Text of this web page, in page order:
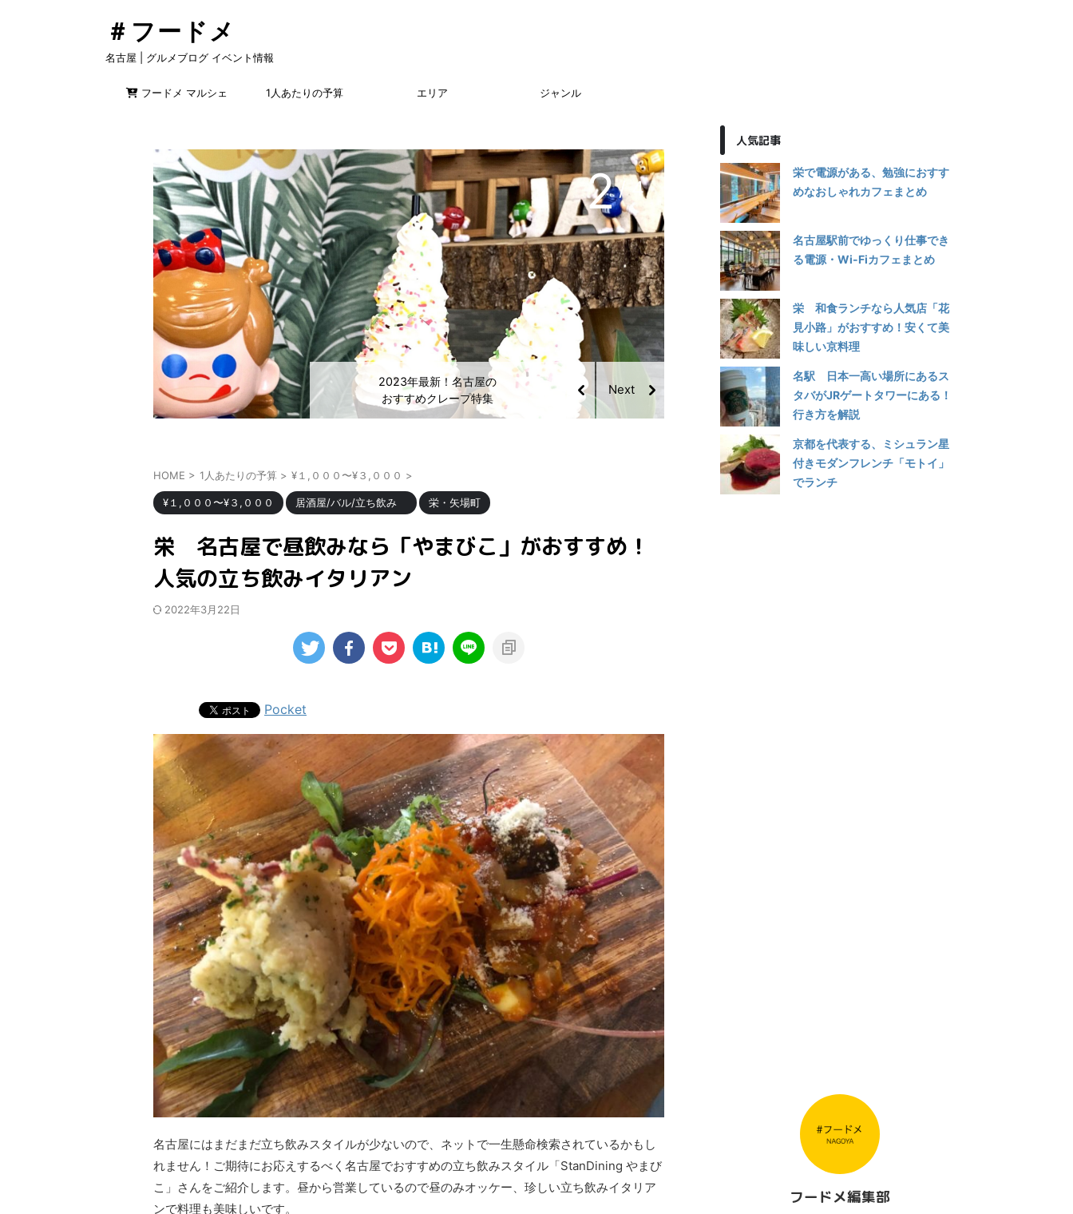
＃フードメ
名古屋 | グルメブログ イベント情報
フードメ マルシェ 1人あたりの予算 エリア ジャンル
2023年最新！名古屋の
おすすめクレープ特集
グルメライターおすす
め！いま名古屋で食べる
べき「カヌレ」
3/ 4
HOME > 1人あたりの予算 > ¥１,０００〜¥３,０００ >
¥１,０００〜¥３,０００ 居酒屋/バル/立ち飲み 栄・矢場町
栄 名古屋で昼飲みなら「やまびこ」がおすすめ！
人気の立ち飲みイタリアン
2022年3月22日
Pocket
名古屋にはまだまだ立ち飲みスタイルが少ないので、ネットで一生懸命検索されているかもし
れません！ご期待にお応えするべく名古屋でおすすめの立ち飲みスタイル「StanDining やまび
こ」さんをご紹介します。昼から営業しているので昼のみオッケー、珍しい立ち飲みイタリア
ンで料理も美味しいです。
人気記事
栄で電源がある、勉強におすす
めなおしゃれカフェまとめ
名古屋駅前でゆっくり仕事でき
る電源・Wi-Fiカフェまとめ
栄 和食ランチなら人気店「花
見小路」がおすすめ！安くて美
味しい京料理
名駅 日本一高い場所にあるス
タバがJRゲートタワーにある！
行き方を解説
京都を代表する、ミシュラン星
付きモダンフレンチ「モトイ」
でランチ
フードメ編集部